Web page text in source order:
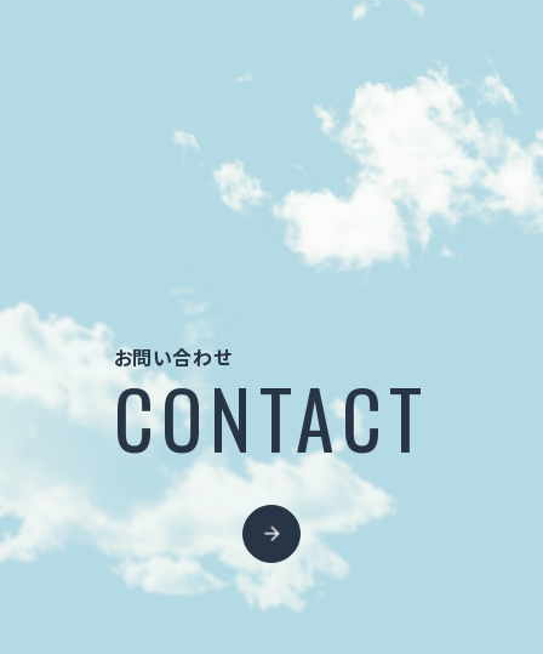
お問い合わせ
お問い合わせ
CONTACT
CONTACT